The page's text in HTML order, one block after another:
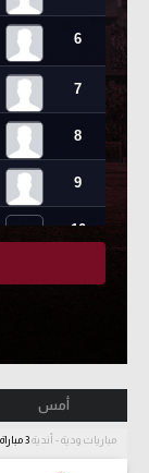
أمس
مباريات ودية - أندية